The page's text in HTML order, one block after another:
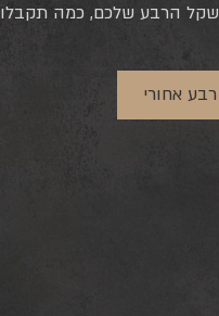
הרבע שלכם, כמה תקבלו
אחורי